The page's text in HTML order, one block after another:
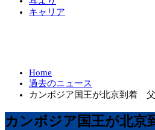
キャリア
Home
過去のニュース
カンボジア国王が北京到着
カンボジア国王が北